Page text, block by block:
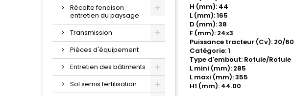
Récolte fenaison
entretien du paysage
Transmission
Pièces d'équipement
Entretien des bâtiments
Sol semis fertilisation
H (mm): 44
L (mm): 165
D (mm): 38
F (mm): 24x3
Puissance tracteur (Cv): 20/60
Catégorie: 1
Type d'embout: Rotule/Rotule
L mini (mm): 285
L maxi (mm): 355
H1 (mm): 44.00